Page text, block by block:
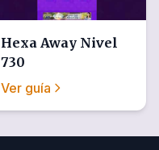
Hexa Away Nivel
730
Ver guía